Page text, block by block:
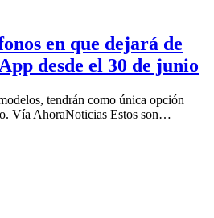
en que dejará de
desde el 30 de junio
tendrán como única opción
Vía AhoraNoticias Estos son…